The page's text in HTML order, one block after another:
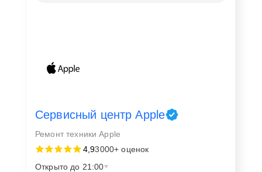
Сервисный центр Apple
Ремонт техники Apple
4,93000+ оценок
Открыто до 21:00